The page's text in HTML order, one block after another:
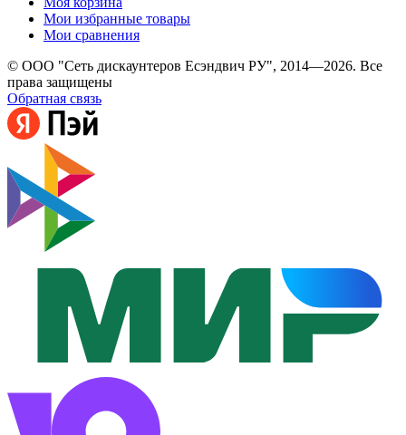
Мои избранные товары
Мои сравнения
© ООО "Сеть дискаунтеров Есэндвич РУ", 2014—2026. Все
права защищены
Обратная связь